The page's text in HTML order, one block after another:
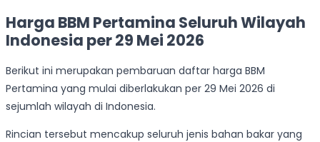
Harga BBM Pertamina Seluruh Wilayah
Indonesia per 29 Mei 2026
Berikut ini merupakan pembaruan daftar harga BBM
Pertamina yang mulai diberlakukan per 29 Mei 2026 di
sejumlah wilayah di Indonesia.
Rincian tersebut mencakup seluruh jenis bahan bakar yang